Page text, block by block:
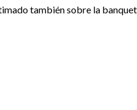
también sobre la